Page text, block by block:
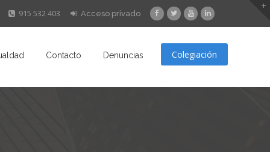
915 532 403 Acceso privado
Contacto Denuncias Colegiación